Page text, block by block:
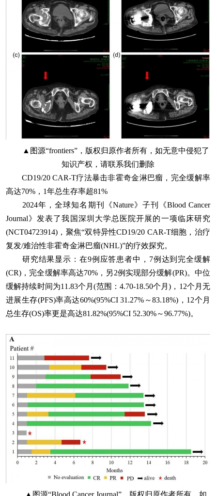
▲图源“frontiers”，版权归原作者所有，如无意中侵犯了
知识产权，请联系我们删除
CD19/20 CAR-T疗法暴击非霍奇金淋巴瘤，完全缓解率
高达70%，1年总生存率超81%
2024年，全球知名期刊《Nature》子刊《Blood Cancer
Journal》发表了我国深圳大学总医院开展的一项临床研究
(NCT04723914)，聚焦“双特异性CD19/20 CAR-T细胞，治疗
复发/难治性非霍奇金淋巴瘤(NHL)”的疗效探究。
研究结果显示：在9例应答患者中，7例达到完全缓解
(CR)，完全缓解率高达70%，另2例实现部分缓解(PR)。中位
缓解持续时间为11.83个月(范围：4.70-18.50个月)，12个月无
进展生存(PFS)率高达60%(95%CI 31.27%～83.18%)，12个月
总生存(OS)率更是高达81.82%(95%CI 52.30%～96.77%)。
▲图源“Blood Cancer Journal”，版权归原作者所有，如